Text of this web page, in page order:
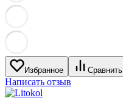
Избранное Сравнить
Написать отзыв